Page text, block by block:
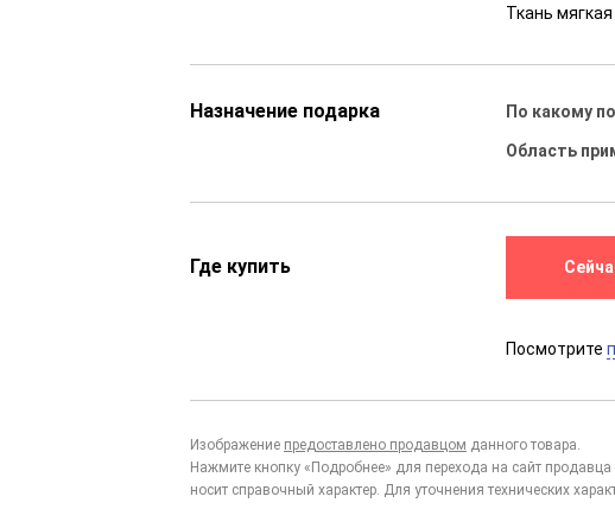
Ткань
Назначение подарка По какому
Область
Где купить
Посмотрите
Изображение предоставлено продавцом данного товара.
Нажмите кнопку «Подробнее» для перехода на сайт
носит справочный характер. Для уточнения технических